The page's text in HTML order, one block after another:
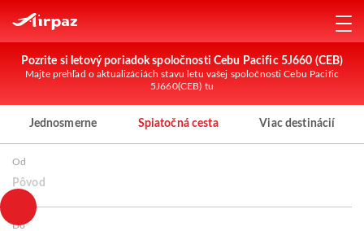
Pozrite si letový poriadok spoločnosti Cebu Pacific 5J660 (CEB)
Majte prehľad o aktualizáciách stavu letu vašej spoločnosti Cebu Pacific
5J660(CEB) tu
Jednosmerne Spiatočná cesta Viac destinácií
Od
Pôvod
Do